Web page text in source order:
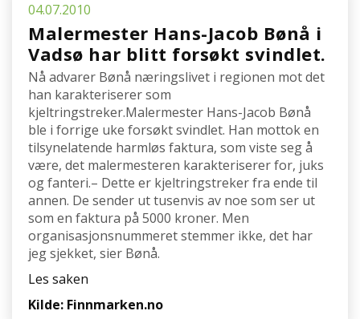
04.07.2010
Malermester Hans-Jacob Bønå i
Vadsø har blitt forsøkt svindlet.
Nå advarer Bønå næringslivet i regionen mot det
han karakteriserer som
kjeltringstreker.Malermester Hans-Jacob Bønå
ble i forrige uke forsøkt svindlet. Han mottok en
tilsynelatende harmløs faktura, som viste seg å
være, det malermesteren karakteriserer for, juks
og fanteri.– Dette er kjeltringstreker fra ende til
annen. De sender ut tusenvis av noe som ser ut
som en faktura på 5000 kroner. Men
organisasjonsnummeret stemmer ikke, det har
jeg sjekket, sier Bønå.
Les saken
Kilde: Finnmarken.no